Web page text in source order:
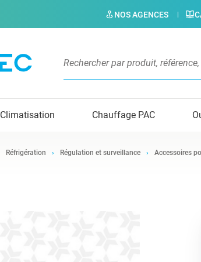
NOS AGENCES
Climatisation Chauffage PAC
Réfrigération Régulation et surveillance Accessoires